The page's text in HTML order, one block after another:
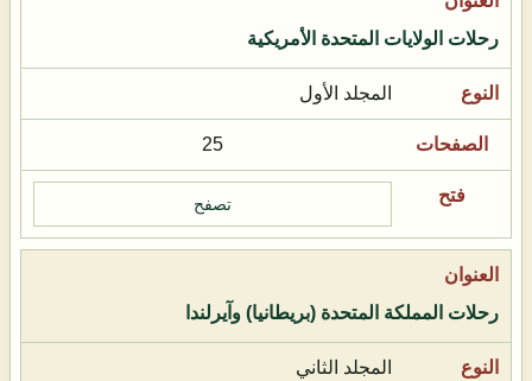
رحلات الولايات المتحدة الأمريكية
المجلد الأول
25
تصفح
رحلات المملكة المتحدة (بريطانيا) وآيرلندا
المجلد الثاني